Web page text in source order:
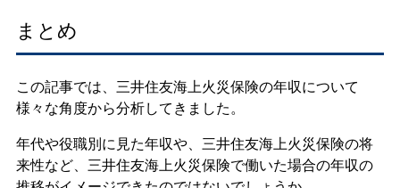
まとめ
この記事では、三井住友海上火災保険の年収について
様々な角度から分析してきました。
年代や役職別に見た年収や、三井住友海上火災保険の将
来性など、三井住友海上火災保険で働いた場合の年収の